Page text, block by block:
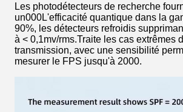
Les photodétecteurs de recherche
un000L'efficacité quantique dans la
90%, les détecteurs refroidis
à < 0,1mv/rms.Traite les cas extrêmes
transmission, avec une sensibilité
mesurer le FPS jusqu'à 2000.